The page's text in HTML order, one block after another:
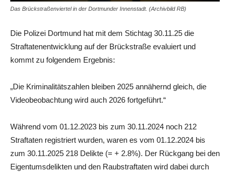
Das Brückstraßenviertel in der Dortmunder Innenstadt. (Archivbild RB)
Die Polizei Dortmund hat mit dem Stichtag 30.11.25 die
Straftatenentwicklung auf der Brückstraße evaluiert und
kommt zu folgendem Ergebnis:
„Die Kriminalitätszahlen bleiben 2025 annähernd gleich, die
Videobeobachtung wird auch 2026 fortgeführt.“
Während vom 01.12.2023 bis zum 30.11.2024 noch 212
Straftaten registriert wurden, waren es vom 01.12.2024 bis
zum 30.11.2025 218 Delikte (= + 2.8%). Der Rückgang bei den
Eigentumsdelikten und den Raubstraftaten wird dabei durch